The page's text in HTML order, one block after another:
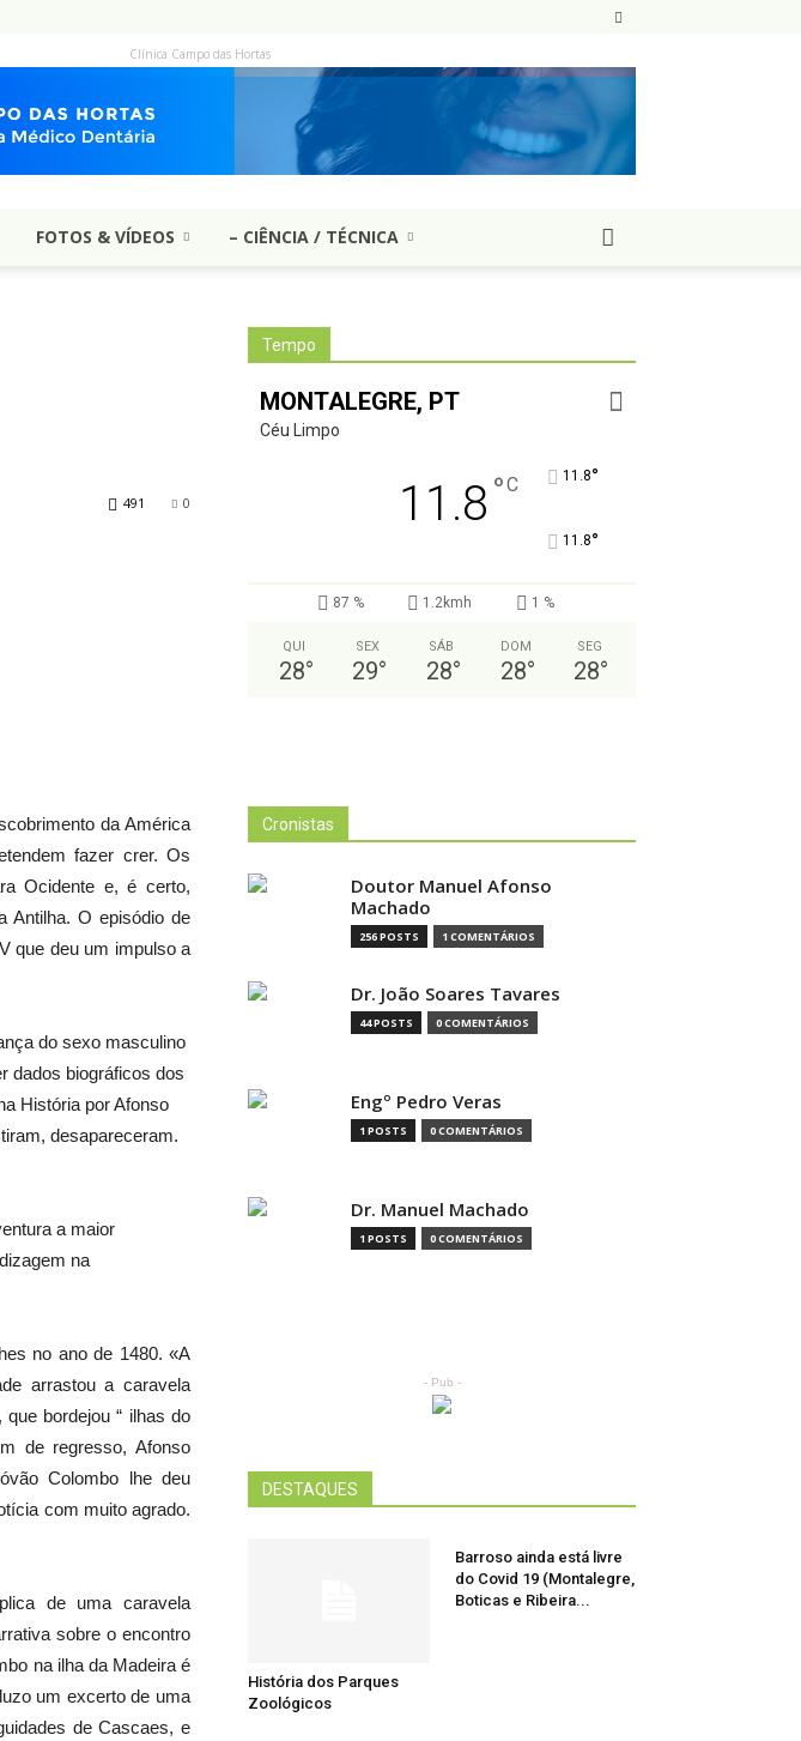
Clínica Campo das Hortas
FOTOS & VÍDEOS – CIÊNCIA / TÉCNICA
0
491
da América
fazer crer. Os
Ocidente e, é certo,
Antilha. O episódio de
que deu um impulso a
do sexo masculino
dados biográficos dos
História por Afonso
desapareceram.
a maior
na
no ano de 1480. «A
arrastou a caravela
bordejou “ ilhas do
de regresso, Afonso
Colombo lhe deu
com muito agrado.
de uma caravela
sobre o encontro
na ilha da Madeira é
um excerto de uma
de Cascaes, e
Tempo
MONTALEGRE, PT
Céu Limpo
11.8 °C 11.8°
11.8°
87 % 1.2kmh 1 %
QUI
28°
SEX
29°
SÁB
28°
DOM
28°
SEG
28°
Cronistas
Doutor Manuel Afonso
Machado
256 POSTS 1 COMENTÁRIOS
Dr. João Soares Tavares
44 POSTS 0 COMENTÁRIOS
Engº Pedro Veras
1 POSTS 0 COMENTÁRIOS
Dr. Manuel Machado
1 POSTS 0 COMENTÁRIOS
- Pub -
DESTAQUES
História dos Parques
Zoológicos
Barroso ainda está livre
do Covid 19 (Montalegre,
Boticas e Ribeira...